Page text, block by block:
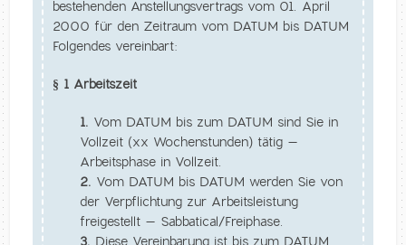
bestehenden Anstellungsvertrags vom 01. April
2000 für den Zeitraum vom DATUM bis DATUM
Folgendes vereinbart:
§ 1 Arbeitszeit
1. Vom DATUM bis zum DATUM sind Sie in
Vollzeit (xx Wochenstunden) tätig –
Arbeitsphase in Vollzeit.
2. Vom DATUM bis DATUM werden Sie von
der Verpflichtung zur Arbeitsleistung
freigestellt – Sabbatical/Freiphase.
3. Diese Vereinbarung ist bis zum DATUM